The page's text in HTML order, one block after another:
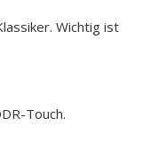
Wichtig ist
Touch.